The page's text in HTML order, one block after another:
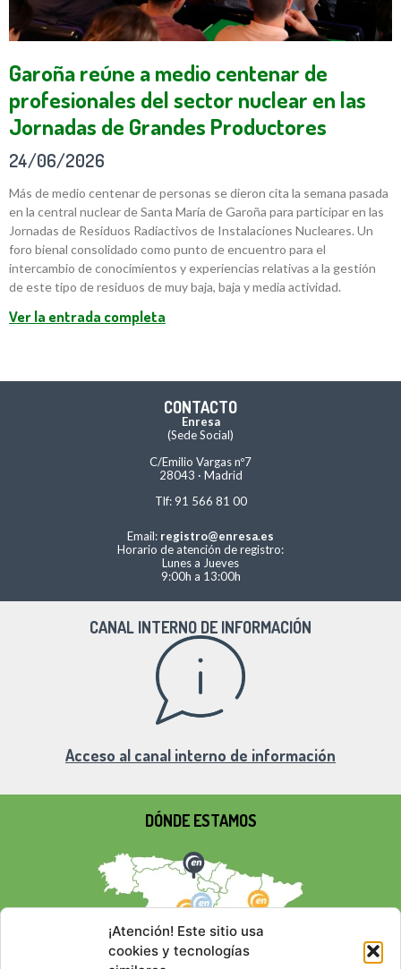
¡Atención! Este sitio usa
cookies y tecnologías
Garoña reúne a medio centenar de
profesionales del sector nuclear en las
Jornadas de Grandes Productores
24/06/2026
Más de medio centenar de personas se dieron cita la semana pasada
en la central nuclear de Santa María de Garoña para participar en las
Jornadas de Residuos Radiactivos de Instalaciones Nucleares. Un
foro bienal consolidado como punto de encuentro para el
intercambio de conocimientos y experiencias relativas a la gestión
de este tipo de residuos de muy baja, baja y media actividad.
Ver la entrada completa
CONTACTO
Enresa
(Sede Social)
C/Emilio Vargas nº7
28043 · Madrid
Tlf: 91 566 81 00
Email: registro@enresa.es
Horario de atención de registro:
Lunes a Jueves
9:00h a 13:00h
CANAL INTERNO DE INFORMACIÓN
Acceso al canal interno de información
DÓNDE ESTAMOS